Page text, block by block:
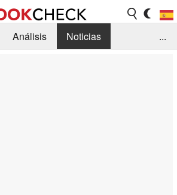
Análisis
Noticias
...